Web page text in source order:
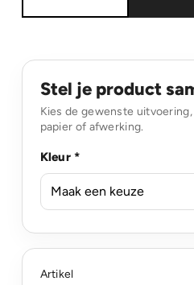
met
boekje
aantal
Stel je product
Kies de gewenste
papier of afwerking.
Kleur *
Artikel